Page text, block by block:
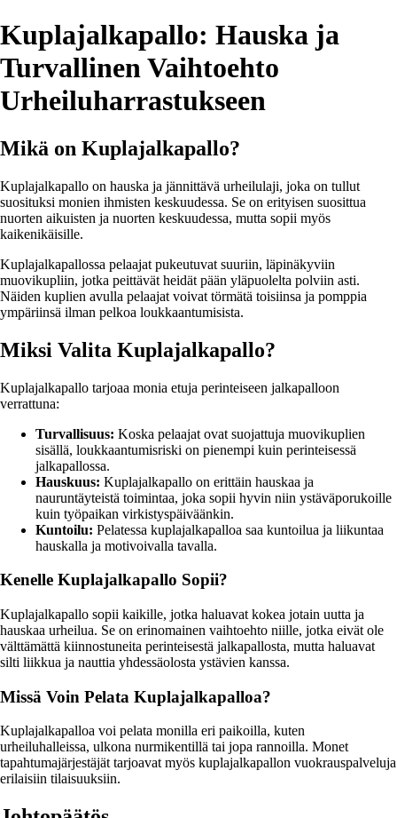
Kuplajalkapallo: Hauska ja
Turvallinen Vaihtoehto
Urheiluharrastukseen
Mikä on Kuplajalkapallo?
Kuplajalkapallo on hauska ja jännittävä urheilulaji, joka on tullut
suosituksi monien ihmisten keskuudessa. Se on erityisen suosittua
nuorten aikuisten ja nuorten keskuudessa, mutta sopii myös
kaikenikäisille.
Kuplajalkapallossa pelaajat pukeutuvat suuriin, läpinäkyviin
muovikupliin, jotka peittävät heidät pään yläpuolelta polviin asti.
Näiden kuplien avulla pelaajat voivat törmätä toisiinsa ja pomppia
ympäriinsä ilman pelkoa loukkaantumisista.
Miksi Valita Kuplajalkapallo?
Kuplajalkapallo tarjoaa monia etuja perinteiseen jalkapalloon
verrattuna:
Turvallisuus: Koska pelaajat ovat suojattuja muovikuplien
sisällä, loukkaantumisriski on pienempi kuin perinteisessä
jalkapallossa.
Hauskuus: Kuplajalkapallo on erittäin hauskaa ja
nauruntäyteistä toimintaa, joka sopii hyvin niin ystäväporukoille
kuin työpaikan virkistyspäiväänkin.
Kuntoilu: Pelatessa kuplajalkapalloa saa kuntoilua ja liikuntaa
hauskalla ja motivoivalla tavalla.
Kenelle Kuplajalkapallo Sopii?
Kuplajalkapallo sopii kaikille, jotka haluavat kokea jotain uutta ja
hauskaa urheilua. Se on erinomainen vaihtoehto niille, jotka eivät ole
välttämättä kiinnostuneita perinteisestä jalkapallosta, mutta haluavat
silti liikkua ja nauttia yhdessäolosta ystävien kanssa.
Missä Voin Pelata Kuplajalkapalloa?
Kuplajalkapalloa voi pelata monilla eri paikoilla, kuten
urheiluhalleissa, ulkona nurmikentillä tai jopa rannoilla. Monet
tapahtumajärjestäjät tarjoavat myös kuplajalkapallon vuokrauspalveluja
erilaisiin tilaisuuksiin.